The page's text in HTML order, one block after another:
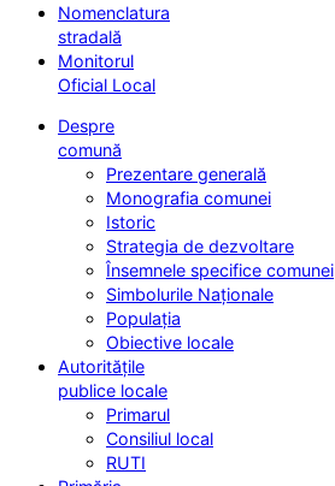
Nomenclatura
stradală
Monitorul
Oficial Local
Despre
comună
Prezentare generală
Monografia comunei
Istoric
Strategia de dezvoltare
Însemnele specifice comunei
Simbolurile Naționale
Populația
Obiective locale
Autoritățile
publice locale
Primarul
Consiliul local
RUTI